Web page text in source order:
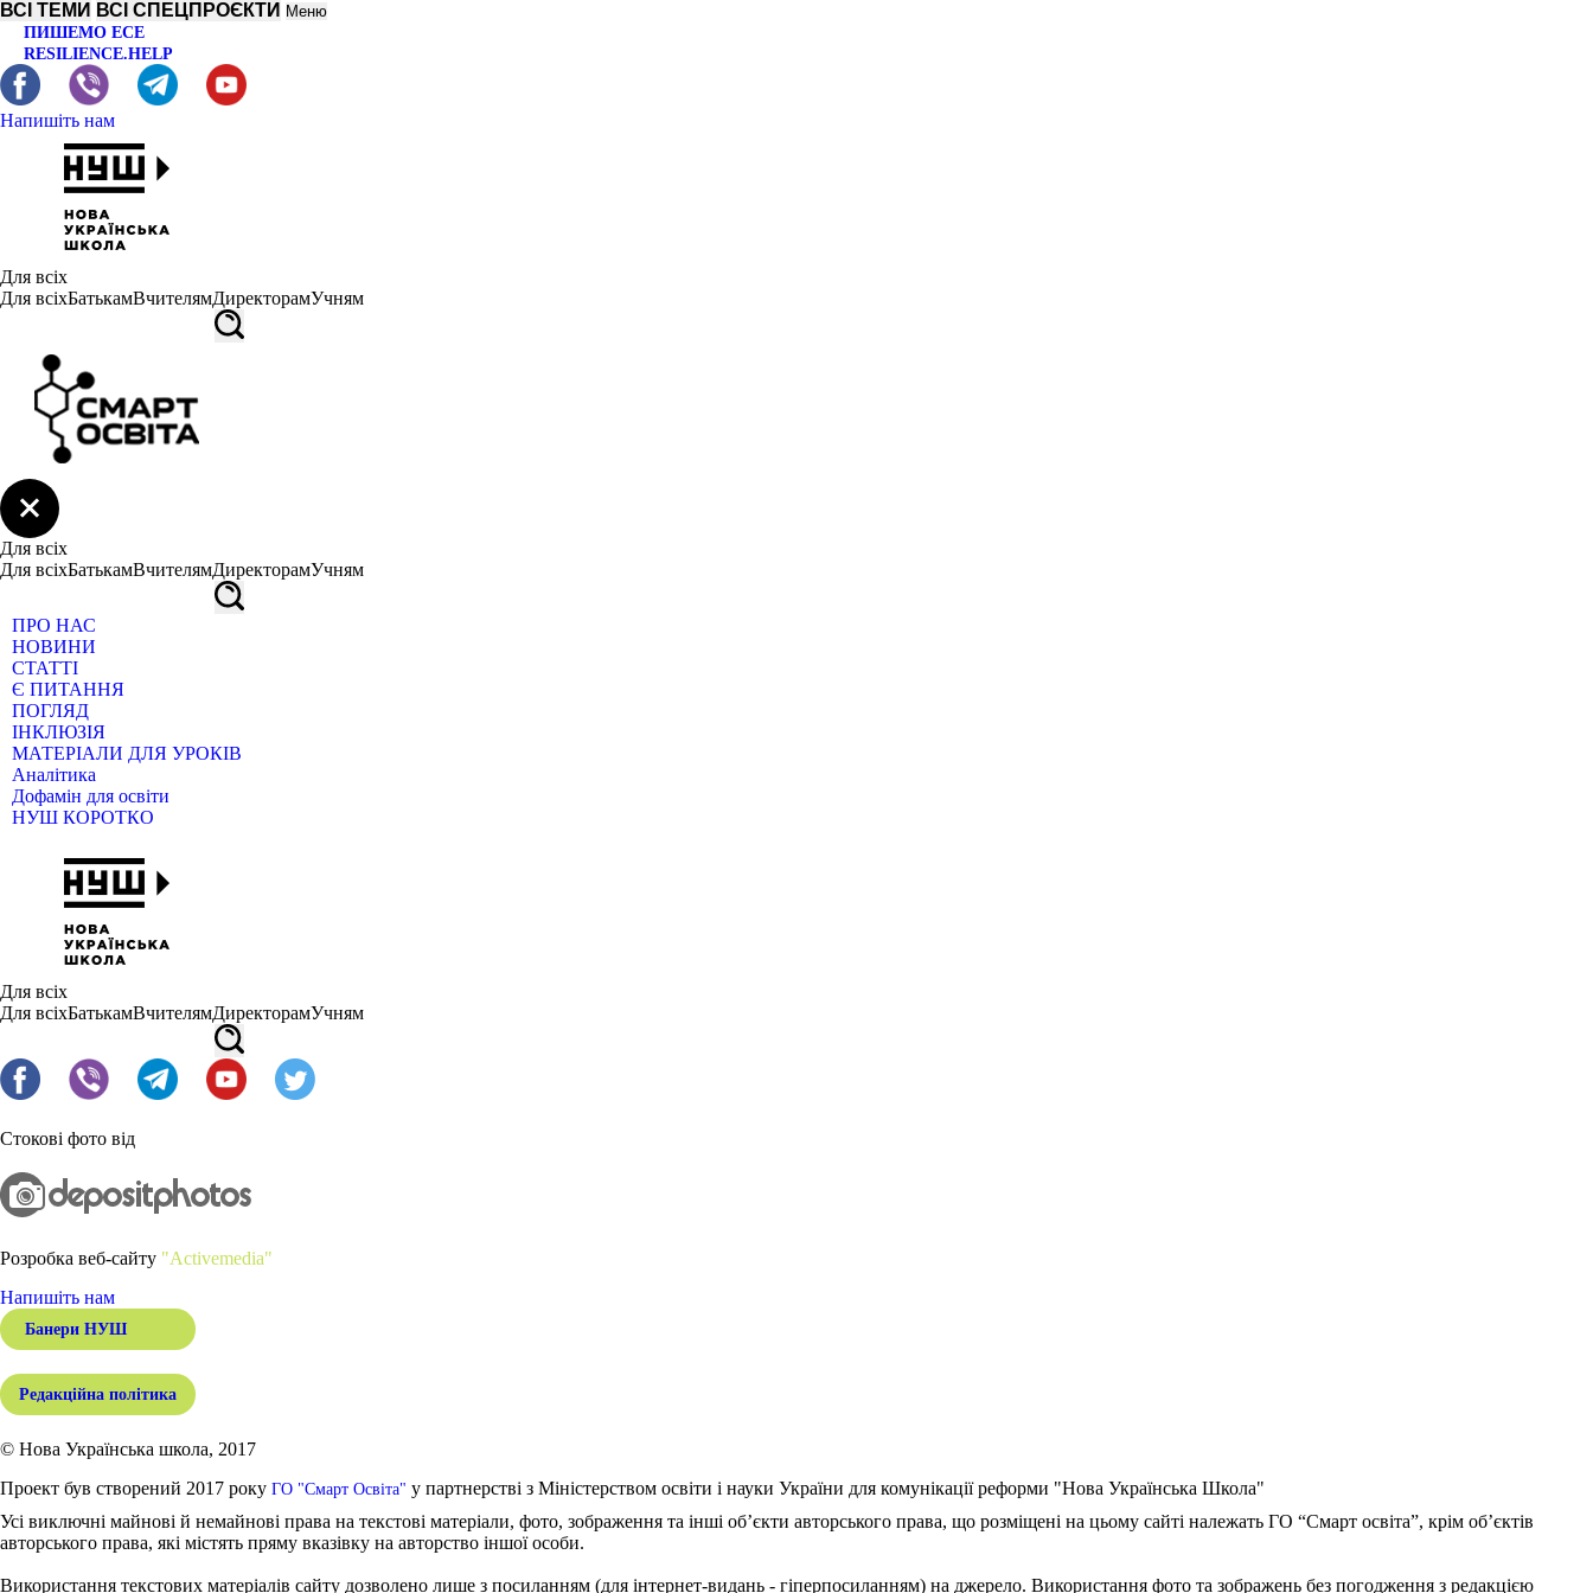
ВСІ ТЕМИ ВСІ СПЕЦПРОЄКТИ Меню
ПИШЕМО ЕСЕ
RESILIENCE.HELP
Напишіть нам
Для всіх
Для всіхБатькамВчителямДиректорамУчням
Для всіх
Для всіхБатькамВчителямДиректорамУчням
ПРО НАС
НОВИНИ
СТАТТІ
Є ПИТАННЯ
ПОГЛЯД
ІНКЛЮЗІЯ
МАТЕРІАЛИ ДЛЯ УРОКІВ
Аналітика
Дофамін для освіти
НУШ КОРОТКО
Для всіх
Для всіхБатькамВчителямДиректорамУчням
Стокові фото від
Розробка веб-сайту "Activemedia"
Напишіть нам
Банери НУШ
Редакційна політика
© Нова Українська школа, 2017
Проект був створений 2017 року ГО "Смарт Освіта" у партнерстві з Міністерством освіти і науки України для комунікації реформи "Нова Українська Школа"
Усі виключні майнові й немайнові права на текстові матеріали, фото, зображення та інші об’єкти авторського права, що розміщені на цьому сайті належать ГО “Смарт освіта”, крім об’єктів
авторського права, які містять пряму вказівку на авторство іншої особи.
Використання текстових матеріалів сайту дозволено лише з посиланням (для інтернет-видань - гіперпосиланням) на джерело. Використання фото та зображень без погодження з редакцією